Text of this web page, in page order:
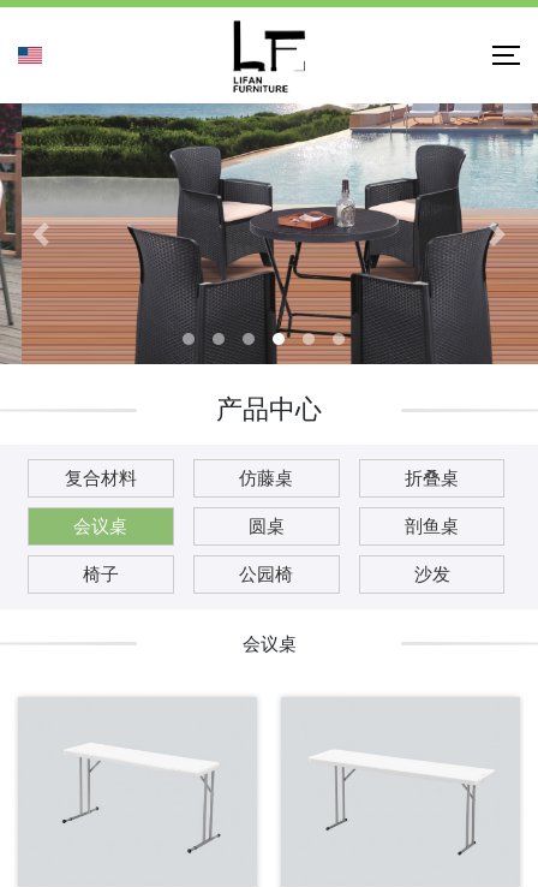
产品中心
复合材料 仿藤桌 折叠桌
会议桌 圆桌 剖鱼桌
椅子 公园椅 沙发
会议桌